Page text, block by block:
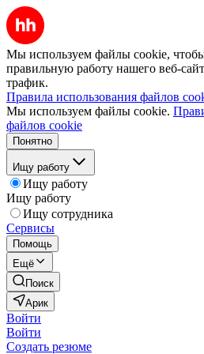
Мы используем файлы cookie,
правильную работу нашего веб-
трафик.
Правила использования файлов
Мы используем файлы cookie.
файлов cookie
Понятно
Ищу работу
Ищу работу
Ищу работу
Ищу сотрудника
Сервисы
Помощь
Ещё
Поиск
Арик
Войти
Войти
Создать резюме